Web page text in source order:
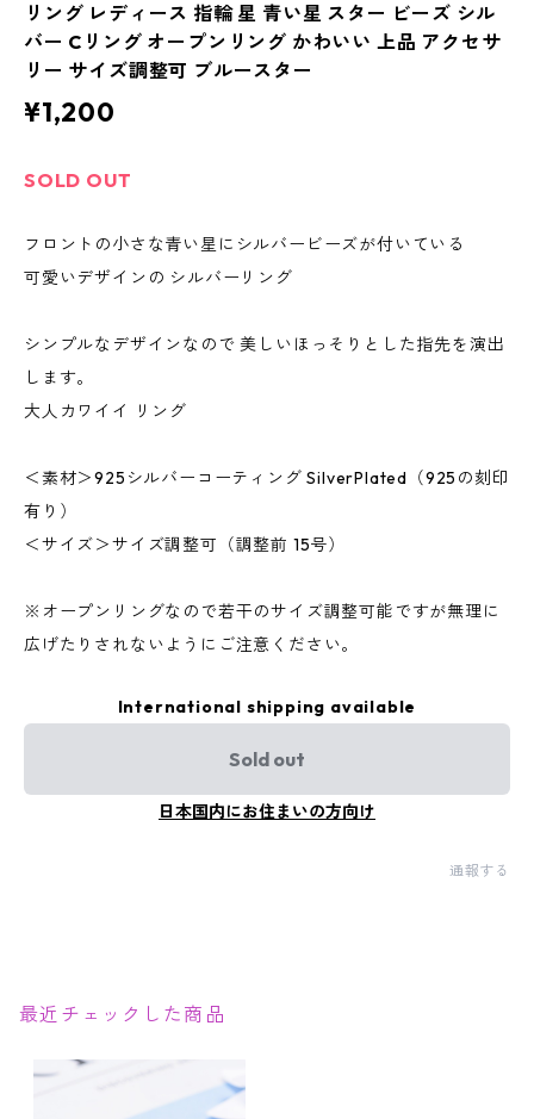
リング レディース 指輪 星 青い星 スター ビーズ シル
バー Cリング オープンリング かわいい 上品 アクセサ
リー サイズ調整可 ブルースター
¥1,200
SOLD OUT
フロントの小さな青い星にシルバービーズが付いている
可愛いデザインの シルバーリング
シンプルなデザインなので 美しいほっそりとした指先を演出
します。
大人カワイイ リング
＜素材＞925シルバーコーティング SilverPlated（925の刻印
有り）
＜サイズ＞サイズ調整可（調整前 15号）
※オープンリングなので若干のサイズ調整可能ですが無理に
広げたりされないようにご注意ください。
International shipping available
Sold out
日本国内にお住まいの方向け
通報する
最近チェックした商品